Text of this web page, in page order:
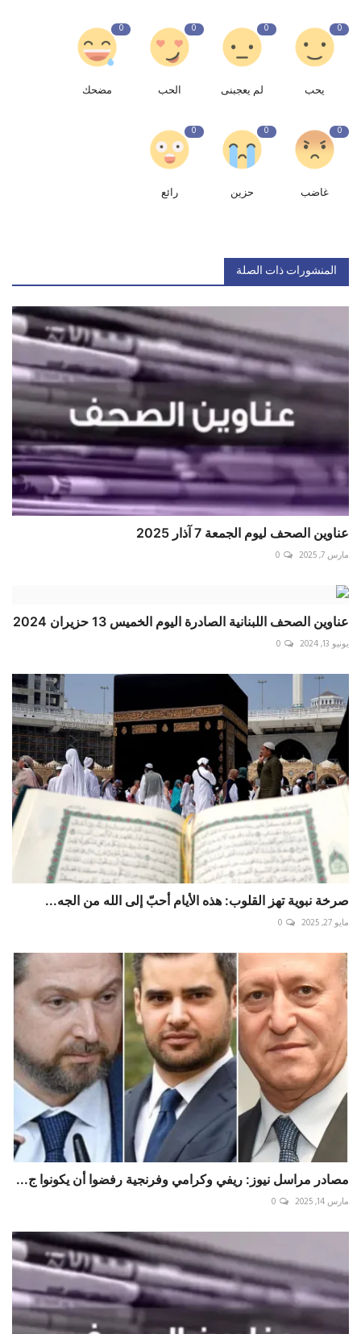
0
يحب
0
لم يعجبنى
0
الحب
0
مضحك
0
غاضب
0
حزين
0
رائع
المنشورات ذات الصلة
عناوين الصحف ليوم الجمعة 7 آذار 2025
مارس 7, 2025 0
عناوين الصحف اللبنانية الصادرة اليوم الخميس 13 حزيران 2024
يونيو 13, 2024 0
صرخة نبوية تهز القلوب: هذه الأيام أحبّ إلى الله من الجه...
مايو 27, 2025 0
مصادر مراسل نيوز: ريفي وكرامي وفرنجية رفضوا أن يكونوا ج...
مارس 14, 2025 0